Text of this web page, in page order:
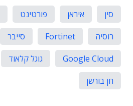
סין איראן פורטינט
רוסיה
Fortinet סייבר
Google Cloud
גוגל קלאוד
חן בורשן